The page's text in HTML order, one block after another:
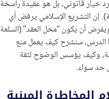
خيار قانوني، بل هو عقيدة راسخة
إن التشريع الإسلامي يرفض أي
أن يكون “محل العقد” (السلعة
الدرس، سنشرح كيف يعمل منع
وكيف يؤسس الوضوح لثقة
حد سواء.